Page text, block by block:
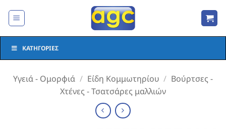
στο
ΚΑΤΗΓΟΡΊΕΣ
Υγειά - Ομορφιά / Είδη Κομμωτηρίου / Βούρτσες -
Χτένες - Τσατσάρες μαλλιών